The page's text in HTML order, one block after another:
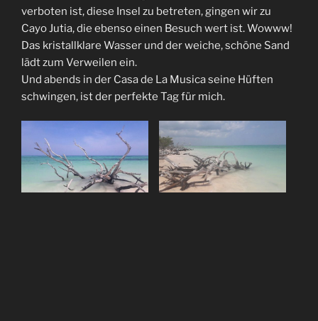
verboten ist, diese Insel zu betreten, gingen wir zu
Cayo Jutia, die ebenso einen Besuch wert ist. Wowww!
Das kristallklare Wasser und der weiche, schöne Sand
lädt zum Verweilen ein.
Und abends in der Casa de La Musica seine Hüften
schwingen, ist der perfekte Tag für mich.